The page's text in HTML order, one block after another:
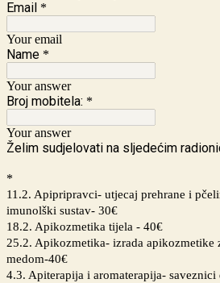
Email *
Your email
Name *
Your answer
Broj mobitela: *
Your answer
Želim sudjelovati na sljedećim
*
11.2. Apipripravci- utjecaj prehrane i
imunolški sustav- 30€
18.2. Apikozmetika tijela - 40€
25.2. Apikozmetika- izrada apikozmetike
medom-40€
4.3. Apiterapija i aromaterapija-